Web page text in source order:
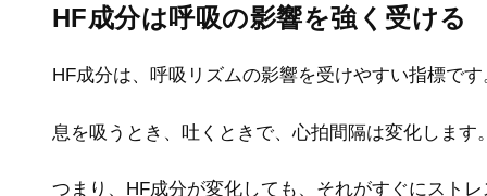
HF成分は呼吸の影響を強く受ける
HF成分は、呼吸リズムの影響を受けやすい指標です
息を吸うとき、吐くときで、心拍間隔は変化しま
つまり、HF成分が変化しても、それがすぐにスト